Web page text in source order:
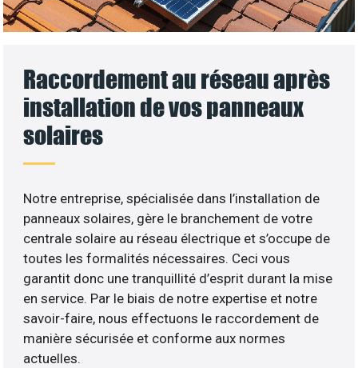
Raccordement au réseau après
installation de vos panneaux
solaires
Notre entreprise, spécialisée dans l’installation de
panneaux solaires, gère le branchement de votre
centrale solaire au réseau électrique et s’occupe de
toutes les formalités nécessaires. Ceci vous
garantit donc une tranquillité d’esprit durant la mise
en service. Par le biais de notre expertise et notre
savoir-faire, nous effectuons le raccordement de
manière sécurisée et conforme aux normes
actuelles.